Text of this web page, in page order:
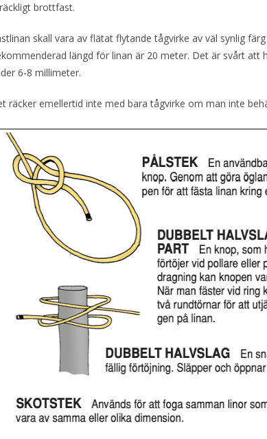
brottfast.
skall vara av flätat flytande tågvirke av väl synlig
längd för linan är 20 meter. Det är svårt att
6-8 millimeter.
räcker emellertid inte med bara tågvirke om man inte